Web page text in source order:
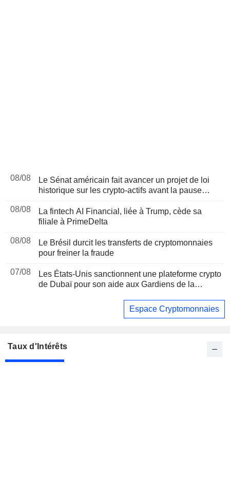
08/08
Le Sénat américain fait avancer un projet de loi
historique sur les crypto-actifs avant la pause
08/08
La fintech AI Financial, liée à Trump, cède sa
filiale à PrimeDelta
08/08
Le Brésil durcit les transferts de cryptomonnaies
pour freiner la fraude
07/08
Les États-Unis sanctionnent une plateforme crypto
de Dubaï pour son aide aux Gardiens de la
Espace Cryptomonnaies
Taux d'Intérêts